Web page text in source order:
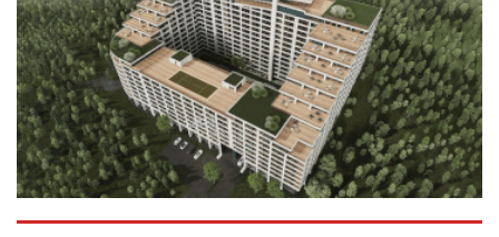
Пашинян ты упустил свой шанс уйти спокойно.
Аршак Карапетян
10 дней назад
Обновленный Центр продаж и обслуживания Ucom
открылся по адресу ул. Шаумяна, 24/2 в Арарате
10 дней назад